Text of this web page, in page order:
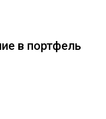
в портфель